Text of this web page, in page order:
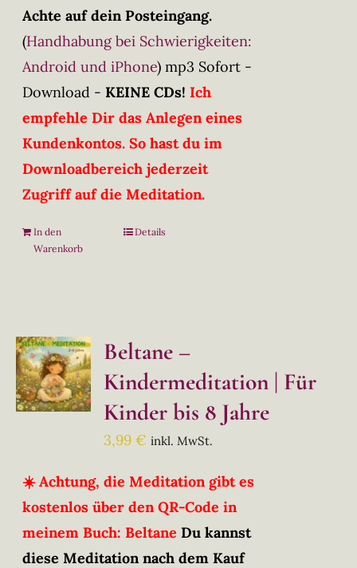
Achte auf dein Posteingang.
(Handhabung bei Schwierigkeiten:
Android und iPhone) mp3 Sofort -
Download - KEINE CDs! Ich
empfehle Dir das Anlegen eines
Kundenkontos. So hast du im
Downloadbereich jederzeit
Zugriff auf die Meditation.
In den
Warenkorb
Details
Beltane –
Kindermeditation | Für
Kinder bis 8 Jahre
3,99€ inkl. MwSt.
☀️ Achtung, die Meditation gibt es
kostenlos über den QR-Code in
meinem Buch: Beltane Du kannst
diese Meditation nach dem Kauf